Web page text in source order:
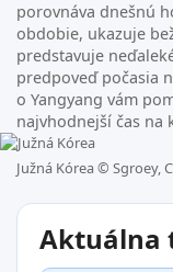
porovnáva dnešnú
obdobie, ukazuje
predstavuje
predpoveď počasia
o Yangyang vám
najvhodnejší čas na
Južná Kórea © Sgroey,
Aktuálna